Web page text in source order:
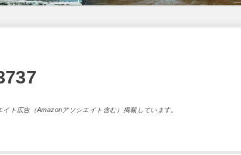
イト広告（Amazonアソシエイト含む）掲載しています。